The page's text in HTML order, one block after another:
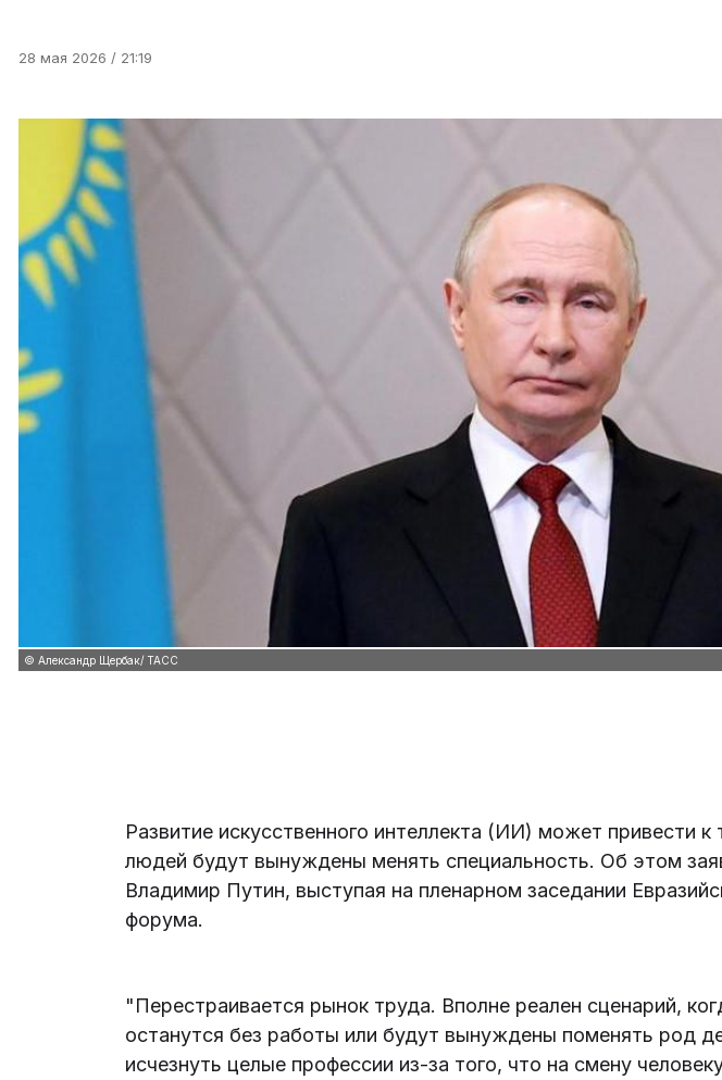
28 мая 2026 / 21:19
© Александр Щербак/ ТАСС
Развитие искусственного интеллекта (ИИ) может привести
людей будут вынуждены менять специальность. Об этом
Владимир Путин, выступая на пленарном заседании
форума.
"Перестраивается рынок труда. Вполне реален сценарий,
останутся без работы или будут вынуждены поменять род
исчезнуть целые профессии из-за того, что на смену